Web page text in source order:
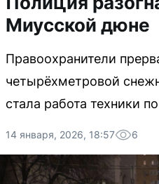
Миусской дюне
Правоохранители
четырёхметровой
стала работа техники
14 января, 2026, 18:57 6